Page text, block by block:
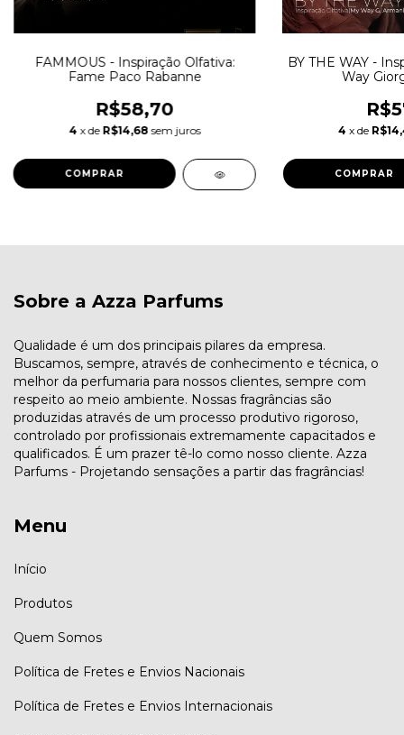
FAMMOUS - Inspiração Olfativa:
Fame Paco Rabanne
R$58,70
4 x de R$14,68 sem juros
COMPRAR
BY THE WAY -
Way
4 x de
COMPRAR
Sobre a Azza Parfums
Qualidade é um dos principais pilares da empresa.
Buscamos, sempre, através de conhecimento e técnica, o
melhor da perfumaria para nossos clientes, sempre com
respeito ao meio ambiente. Nossas fragrâncias são
produzidas através de um processo produtivo rigoroso,
controlado por profissionais extremamente capacitados e
qualificados. É um prazer tê-lo como nosso cliente. Azza
Parfums - Projetando sensações a partir das fragrâncias!
Menu
Início
Produtos
Quem Somos
Política de Fretes e Envios Nacionais
Política de Fretes e Envios Internacionais